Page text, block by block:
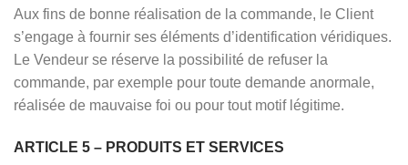
Aux fins de bonne réalisation de la commande, le Client
s’engage à fournir ses éléments d’identification véridiques.
Le Vendeur se réserve la possibilité de refuser la
commande, par exemple pour toute demande anormale,
réalisée de mauvaise foi ou pour tout motif légitime.
ARTICLE 5 – PRODUITS ET SERVICES